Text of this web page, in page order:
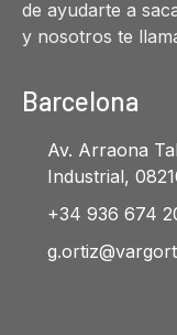
de ayudarte a
y nosotros te
Barcelona
Av. Arraona
Industrial,
+34 936 674